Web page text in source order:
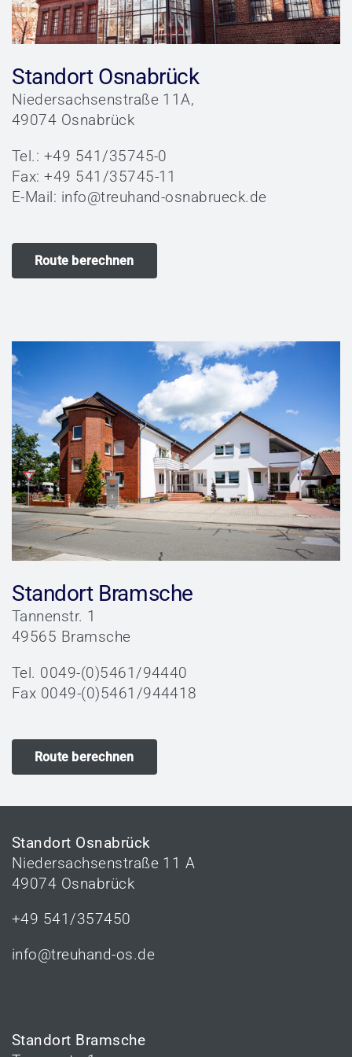
Standort Osnabrück
Niedersachsenstraße 11A,
49074 Osnabrück
Tel.: +49 541/35745-0
Fax: +49 541/35745-11
E-Mail: info@treuhand-osnabrueck.de
Route berechnen
Standort Bramsche
Tannenstr. 1
49565 Bramsche
Tel. 0049-(0)5461/94440
Fax 0049-(0)5461/944418
Route berechnen
Standort Osnabrück
Niedersachsenstraße 11 A
49074 Osnabrück
+49 541/357450
info@treuhand-os.de
Standort Bramsche